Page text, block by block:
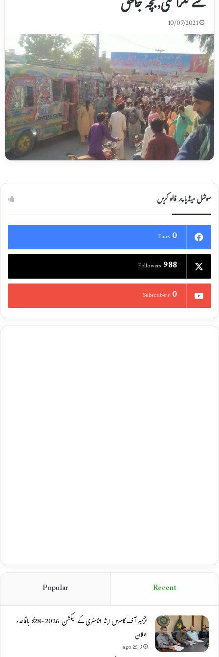
10/07/2021
سوشل میڈیا پر فالو کریں
0
Fans
988
Followers
0
Subscribers
Recent
Popular
چیمبر آف کامرس اینڈ انڈسٹری کے الیکشن 2026-28کا باقاعدہ
اعلان
3 ہفتے ago